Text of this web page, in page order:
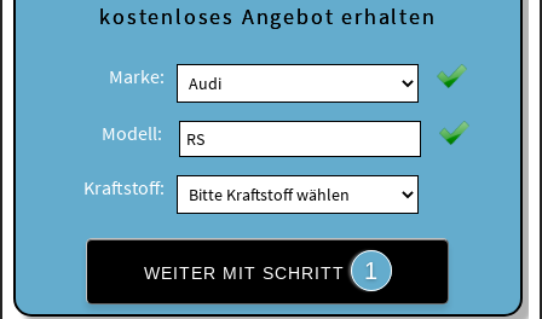
kostenloses Angebot erhalten
Marke:
Modell:
Kraftstoff:
WEITER MIT SCHRITT 1